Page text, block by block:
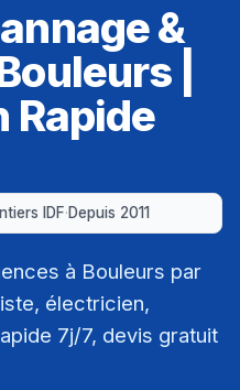
&
|
Rapide
IDF·Depuis 2011
à Bouleurs par
électricien,
7j/7, devis gratuit